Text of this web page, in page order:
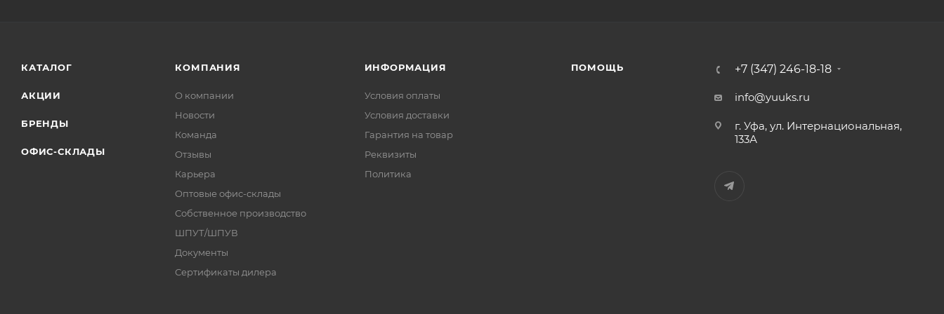
КАТАЛОГ
АКЦИИ
БРЕНДЫ
ОФИС-СКЛАДЫ
КОМПАНИЯ
О компании
Новости
Команда
Отзывы
Карьера
Оптовые офис-склады
Собственное производство
ШПУТ/ШПУВ
Документы
Сертификаты дилера
ИНФОРМАЦИЯ
Условия оплаты
Условия доставки
Гарантия на товар
Реквизиты
Политика
ПОМОЩЬ +7 (347) 246-18-18
info@yuuks.ru
г. Уфа, ул. Интернациональная,
133А